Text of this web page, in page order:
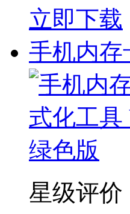
立即下载
手机内存
星级评价